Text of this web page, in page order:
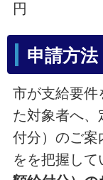
円
申請方法
市が支給要件
た対象者へ、
付分）のご案
をを把握して